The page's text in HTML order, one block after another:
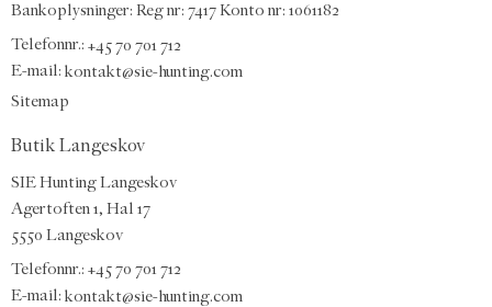
Bankoplysninger: Reg nr: 7417 Konto nr: 1061182
Telefonnr.: +45 70 701 712
E-mail: kontakt@sie-hunting.com
Sitemap
Butik Langeskov
SIE Hunting Langeskov
Agertoften 1, Hal 17
5550 Langeskov
Telefonnr.: +45 70 701 712
E-mail: kontakt@sie-hunting.com